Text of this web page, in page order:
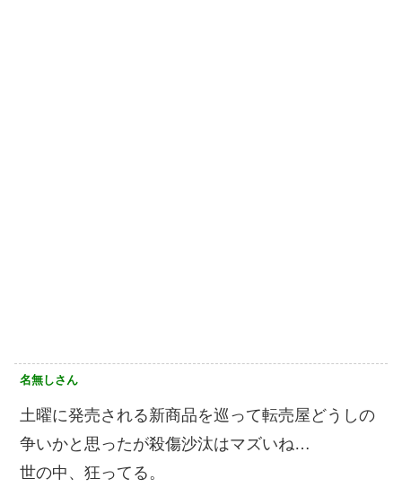
名無しさん
土曜に発売される新商品を巡って転売屋どうしの
争いかと思ったが殺傷沙汰はマズいね…
世の中、狂ってる。